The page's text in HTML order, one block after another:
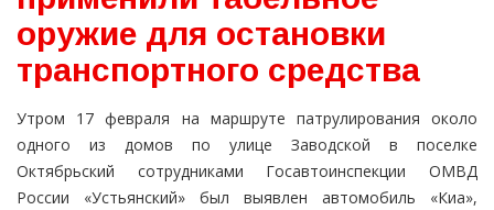
оружие для остановки
транспортного средства
Утром 17 февраля на маршруте патрулирования около
одного из домов по улице Заводской в поселке
Октябрьский сотрудниками Госавтоинспекции ОМВД
России «Устьянский» был выявлен автомобиль «Киа»,